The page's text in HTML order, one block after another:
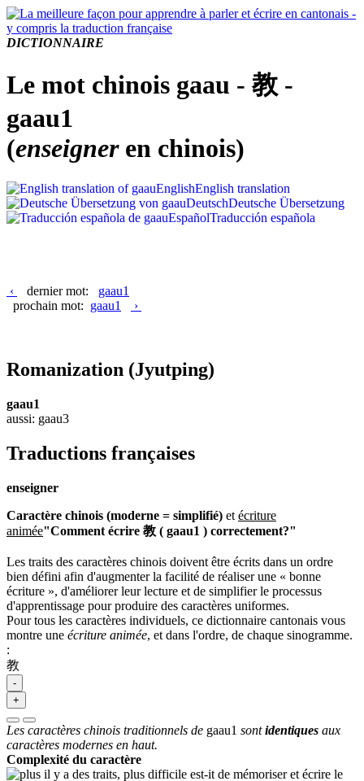
DICTIONNAIRE
Le mot chinois gaau - 教 -
gaau1
(enseigneren chinois)
EnglishEnglish translation
DeutschDeutsche Übersetzung
EspañolTraducción española
‹ dernier mot: gaau1
prochain mot: gaau1 ›
Romanization (Jyutping)
gaau1
aussi: gaau3
Traductions françaises
enseigner
Caractère chinois (moderne = simplifié) et écriture
animée"Comment écrire 教 ( gaau1 ) correctement?"
Les traits des caractères chinois doivent être écrits dans un ordre
bien défini afin d'augmenter la facilité de réaliser une « bonne
écriture », d'améliorer leur lecture et de simplifier le processus
d'apprentissage pour produire des caractères uniformes.
Pour tous les caractères individuels, ce dictionnaire cantonais vous
montre une écriture animée, et dans l'ordre, de chaque sinogramme.
:
教
-
+
Les caractères chinois traditionnels de gaau1 sontidentiques aux
caractères modernes en haut.
Complexité du caractère